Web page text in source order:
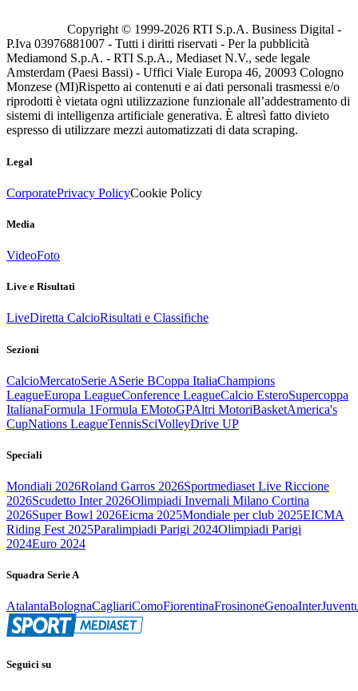
Copyright © 1999-2026 RTI S.p.A. Business Digital -
P.Iva 03976881007 - Tutti i diritti riservati - Per la pubblicità
Mediamond S.p.A. - RTI S.p.A., Mediaset N.V., sede legale
Amsterdam (Paesi Bassi) - Uffici Viale Europa 46, 20093 Cologno
Monzese (MI)Rispetto ai contenuti e ai dati personali trasmessi e/o
riprodotti è vietata ogni utilizzazione funzionale all’addestramento di
sistemi di intelligenza artificiale generativa. È altresì fatto divieto
espresso di utilizzare mezzi automatizzati di data scraping.
Legal
CorporatePrivacy PolicyCookie Policy
Media
VideoFoto
Live e Risultati
LiveDiretta CalcioRisultati e Classifiche
Sezioni
CalcioMercatoSerie ASerie BCoppa ItaliaChampions
LeagueEuropa LeagueConference LeagueCalcio EsteroSupercoppa
ItalianaFormula 1Formula EMotoGPAltri MotoriBasketAmerica's
CupNations LeagueTennisSciVolleyDrive UP
Speciali
Mondiali 2026Roland Garros 2026Sportmediaset Live Riccione
2026Scudetto Inter 2026Olimpiadi Invernali Milano Cortina
2026Super Bowl 2026Eicma 2025Mondiale per club 2025EICMA
Riding Fest 2025Paralimpiadi Parigi 2024Olimpiadi Parigi
2024Euro 2024
Squadra Serie A
AtalantaBolognaCagliariComoFiorentinaFrosinoneGenoaInter
Seguici su